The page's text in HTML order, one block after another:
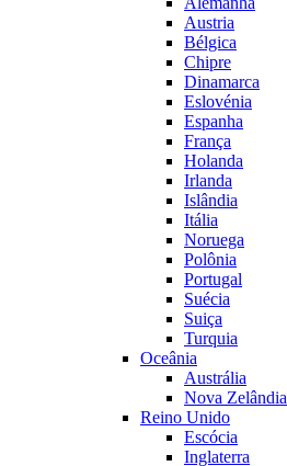
Austria
Bélgica
Chipre
Dinamarca
Eslovénia
Espanha
França
Holanda
Irlanda
Islândia
Itália
Noruega
Polônia
Portugal
Suécia
Suiça
Turquia
Oceânia
Austrália
Nova Zelândia
Reino Unido
Escócia
Inglaterra